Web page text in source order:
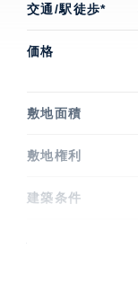
交通/駅徒歩*
価格
敷地面積
敷地権利
建築条件